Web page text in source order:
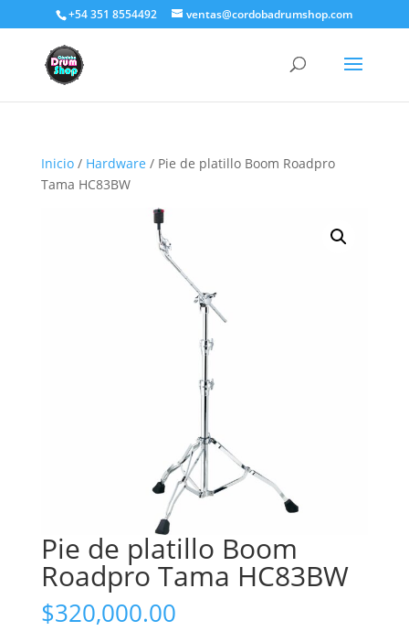
+54 351 8554492 ventas@cordobadrumshop.com
Inicio/ Hardware / Pie de platillo Boom Roadpro
Tama HC83BW
Pie de platillo Boom
Roadpro Tama HC83BW
$320,000.00